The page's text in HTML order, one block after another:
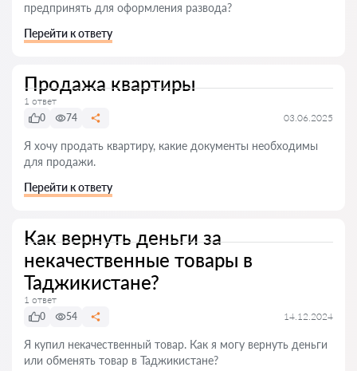
предпринять для оформления развода?
Перейти к ответу
Продажа квартиры
1 ответ
0
74 03.06.2025
Я хочу продать квартиру, какие документы необходимы
для продажи.
Перейти к ответу
Как вернуть деньги за
некачественные товары в
Таджикистане?
1 ответ
0
54 14.12.2024
Я купил некачественный товар. Как я могу вернуть деньги
или обменять товар в Таджикистане?